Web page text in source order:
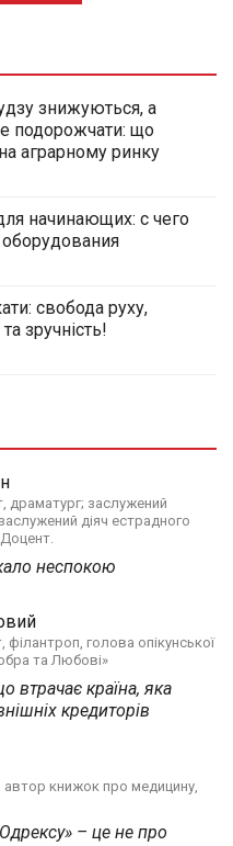
знижуються, а
подорожчати: що
аграрному ринку
начинающих: с чего
свобода руху,
зручність!
драматург; заслужений
діяч естрадного
Доцент.
неспокою
філантроп, голова опікунської
та Любові»
втрачає країна, яка
кредиторів
автор книжок про медицину,
– це не про